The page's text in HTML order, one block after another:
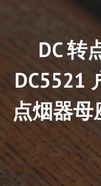
DC 转
DC5521
点烟器